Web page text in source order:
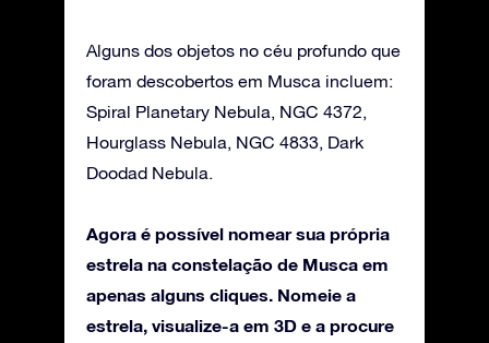
Alguns dos objetos no céu profundo que
foram descobertos em Musca incluem:
Spiral Planetary Nebula, NGC 4372,
Hourglass Nebula, NGC 4833, Dark
Doodad Nebula.
Agora é possível nomear sua própria
estrela na constelação de Musca em
apenas alguns cliques. Nomeie a
estrela, visualize-a em 3D e a procure